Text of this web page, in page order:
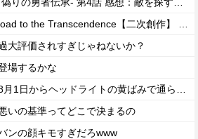
大評価されすぎじゃねないか？
場するかな
いの基準ってどこで決まるの
ンの顔キモすぎだろwww